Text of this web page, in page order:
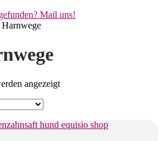
Mail uns!
angezeigtNach